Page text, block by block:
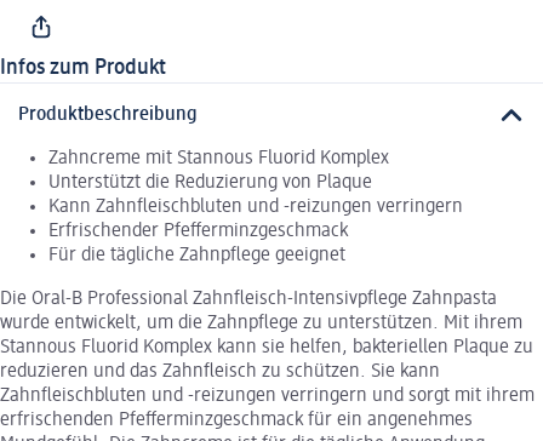
Infos zum Produkt
Produktbeschreibung
Zahncreme mit Stannous Fluorid Komplex
Unterstützt die Reduzierung von Plaque
Kann Zahnfleischbluten und -reizungen verringern
Erfrischender Pfefferminzgeschmack
Für die tägliche Zahnpflege geeignet
Die Oral-B Professional Zahnfleisch-Intensivpflege Zahnpasta
wurde entwickelt, um die Zahnpflege zu unterstützen. Mit ihrem
Stannous Fluorid Komplex kann sie helfen, bakteriellen Plaque zu
reduzieren und das Zahnfleisch zu schützen. Sie kann
Zahnfleischbluten und -reizungen verringern und sorgt mit ihrem
erfrischenden Pfefferminzgeschmack für ein angenehmes